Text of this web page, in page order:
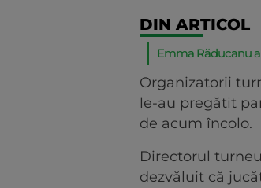
DIN ARTICOL
Emma Răducanu
Organizatorii
le-au pregătit
de acum încolo.
Directorul
dezvăluit că